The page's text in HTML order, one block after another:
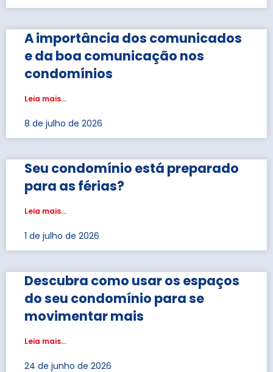
A importância dos comunicados
e da boa comunicação nos
condomínios
Leia mais...
8 de julho de 2026
Seu condomínio está preparado
para as férias?
Leia mais...
1 de julho de 2026
Descubra como usar os espaços
do seu condomínio para se
movimentar mais
Leia mais...
24 de junho de 2026